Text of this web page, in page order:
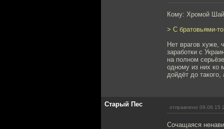
Кому: Хромой
> С братовьями-
Нет врагов хуже,
заработки с
на полном
одному из них ко
дойдёт до такого,
Старый Пес отправлено 09.08.15
Сочащаяся